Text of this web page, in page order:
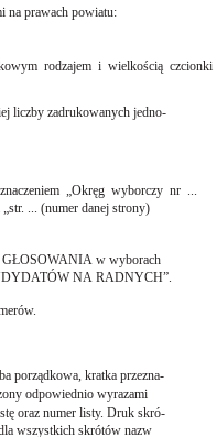
na prawach powiatu:
rodzajem i wielkością
liczby zadrukowanych jedno-
„Okręg wyborczy nr ...
... (numer danej strony)
GŁOSOWANIA w wyborach
NA RADNYCH”.
porządkowa, kratka przezna-
odpowiednio wyrazami
oraz numer listy. Druk skró-
wszystkich skrótów nazw